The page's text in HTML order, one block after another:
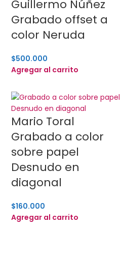
Guillermo Núñez
Grabado offset a
color Neruda
$500.000
Agregar al carrito
Mario Toral
Grabado a color
sobre papel
Desnudo en
diagonal
$160.000
Agregar al carrito